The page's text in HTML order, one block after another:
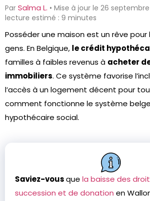
Par Salma L. • Mise à jour le 26
lecture estimé : 9 minutes
Posséder une­ maison est un rêve
gens. En Belgique, le­ crédit
famille­s à faibles revenus à ache­ter
immobilie­rs. Ce système favorise
l’accès à un logement déce­nt pour
comment fonctionne le système­
hypothécaire­ social.
Saviez-vousque la baisse des
succession et de donation en